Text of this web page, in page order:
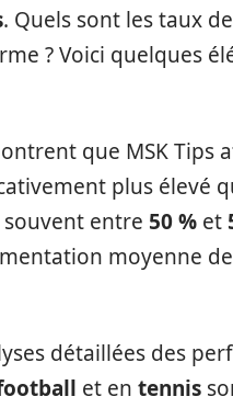
. Quels sont les taux
? Voici quelques
que MSK Tips
plus élevé
entre 50 % et
moyenne
détaillées des
et en tennis